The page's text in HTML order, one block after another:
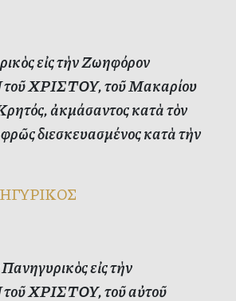
εἰς τὴν Ζωηφόρον
ΧΡΙΣΤΟΥ, τοῦ Μακαρίου
ἀκμάσαντος κατὰ τὸν
διεσκευασμένος κατὰ τὴν
εἰς τὴν
ΧΡΙΣΤΟΥ, τοῦ αὐτοῦ